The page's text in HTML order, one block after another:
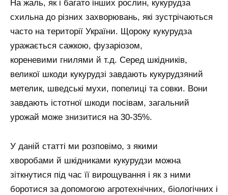
На жаль, як і багато інших рослин, кукурудза
схильна до різних захворювань, які зустрічаються
часто на території України. Щороку кукурудза
уражається сажкою, фузаріозом,
кореневими гнилями й т.д. Серед шкідників,
великої шкоди кукурудзі завдають кукурудзяний
метелик, шведські мухи, попелиці та совки. Вони
завдають істотної шкоди посівам, загальний
урожай може знизитися на 30-35%.
У даній статті ми розповімо, з якими
хворобами й шкідниками кукурудзи можна
зіткнутися під час її вирощування і як з ними
боротися за допомогою агротехнічних, біологічних і